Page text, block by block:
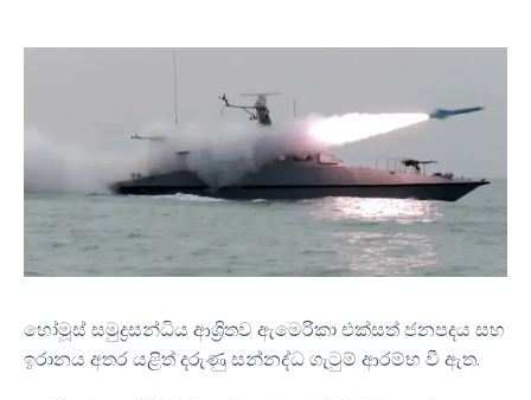
හෝමූස් සමුද්‍රසන්ධිය ආශ්‍රිතව ඇමෙරිකා එක්සත් ජනපදය සහ
ඉරානය අතර යළිත් දරුණු සන්නද්ධ ගැටුම් ආරම්භ වී ඇත.